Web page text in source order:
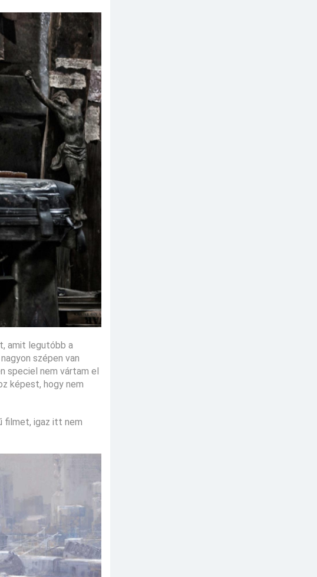
amit legutóbb a
szépen van
speciel nem vártam el
képest, hogy nem
filmet, igaz itt nem